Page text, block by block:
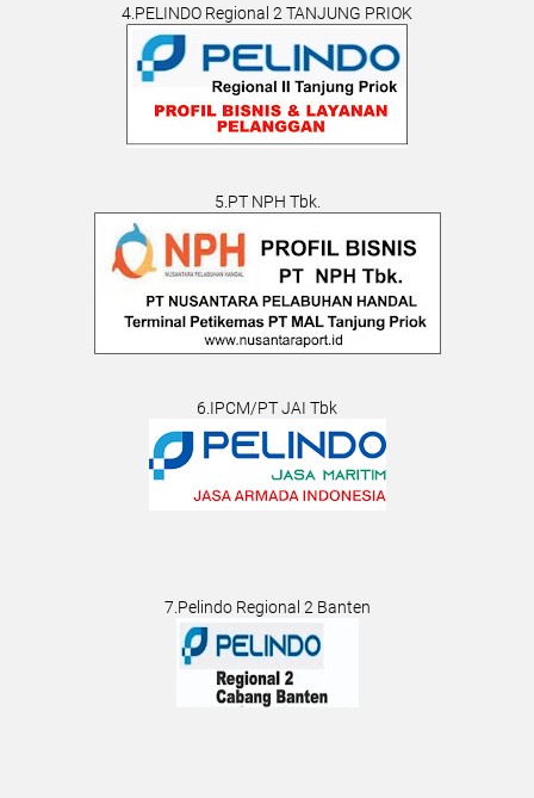
4.PELINDO Regional 2 TANJUNG PRIOK
5.PT NPH Tbk.
6.IPCM/PT JAI Tbk
7.Pelindo Regional 2 Banten